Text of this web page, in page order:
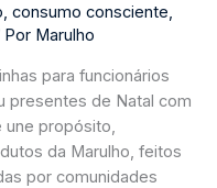
,consumo consciente,
Por Marulho
para funcionários
presentes de Natal com
propósito,
da Marulho, feitos
por comunidades